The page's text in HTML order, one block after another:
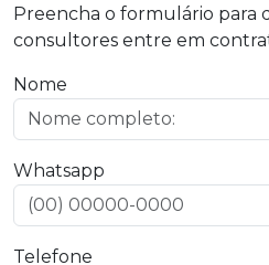
Preencha o formulário para
consultores entre em
Nome
Whatsapp
Telefone